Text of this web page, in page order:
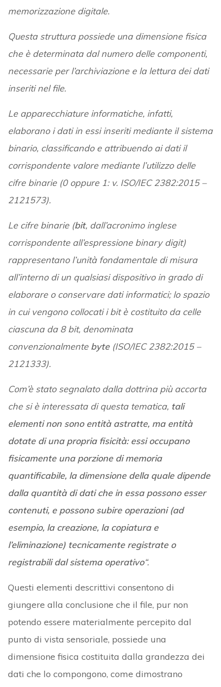
memorizzazione digitale.
Questa struttura possiede una dimensione fisica
che è determinata dal numero delle componenti,
necessarie per l’archiviazione e la lettura dei dati
inseriti nel file.
Le apparecchiature informatiche, infatti,
elaborano i dati in essi inseriti mediante il sistema
binario, classificando e attribuendo ai dati il
corrispondente valore mediante l’utilizzo delle
cifre binarie (0 oppure 1: v. ISO/IEC 2382:2015 –
2121573).
Le cifre binarie (bit, dall’acronimo inglese
corrispondente all’espressione binary digit)
rappresentano l’unità fondamentale di misura
all’interno di un qualsiasi dispositivo in grado di
elaborare o conservare dati informatici; lo spazio
in cui vengono collocati i bit è costituito da celle
ciascuna da 8 bit, denominata
convenzionalmente byte(ISO/IEC 2382:2015 –
2121333).
Com’è stato segnalato dalla dottrina più accorta
che si è interessata di questa tematica, tali
elementi non sono entità astratte, ma entità
dotate di una propria fisicità: essi occupano
fisicamente una porzione di memoria
quantificabile, la dimensione della quale dipende
dalla quantità di dati che in essa possono esser
contenuti, e possono subire operazioni (ad
esempio, la creazione, la copiatura e
l’eliminazione) tecnicamente registrate o
registrabili dal sistema operativo“.
Questi elementi descrittivi consentono di
giungere alla conclusione che il file, pur non
potendo essere materialmente percepito dal
punto di vista sensoriale, possiede una
dimensione fisica costituita dalla grandezza dei
dati che lo compongono, come dimostrano